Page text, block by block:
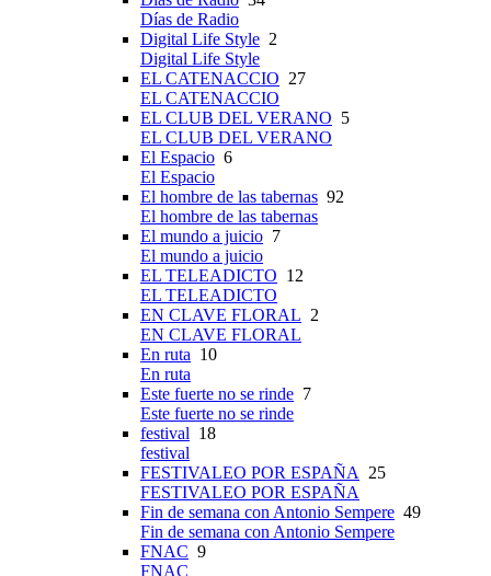
Días de Radio
Digital Life Style 2
Digital Life Style
EL CATENACCIO 27
EL CATENACCIO
EL CLUB DEL VERANO 5
EL CLUB DEL VERANO
El Espacio 6
El Espacio
El hombre de las tabernas 92
El hombre de las tabernas
El mundo a juicio 7
El mundo a juicio
EL TELEADICTO 12
EL TELEADICTO
EN CLAVE FLORAL 2
EN CLAVE FLORAL
En ruta 10
En ruta
Este fuerte no se rinde 7
Este fuerte no se rinde
festival 18
festival
FESTIVALEO POR ESPAÑA
25
FESTIVALEO POR ESPAÑA
Fin de semana con Antonio Sempere 49
Fin de semana con Antonio Sempere
FNAC 9
FNAC